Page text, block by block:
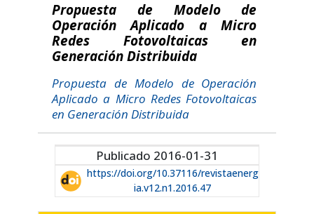
Propuesta de Modelo de
Operación Aplicado a Micro
Redes Fotovoltaicas en
Generación Distribuida
Propuesta de Modelo de Operación
Aplicado a Micro Redes Fotovoltaicas
en Generación Distribuida
Publicado 2016-01-31
https://doi.org/10.37116/revistaenerg
ia.v12.n1.2016.47